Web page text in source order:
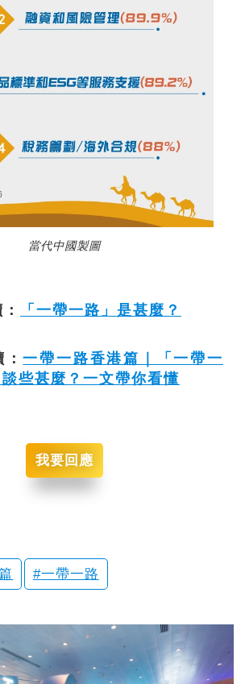
當代中國製圖
「一帶一路」是甚麼？
：一帶一路香港篇｜「一帶一
些甚麼？一文帶你看懂
我要回應
一帶一路